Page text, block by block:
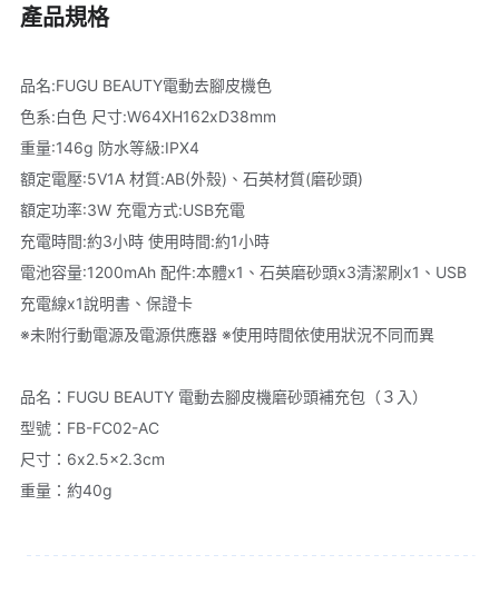
產品規格
品名:FUGU BEAUTY電動去腳皮機色
色系:白色 尺寸:W64XH162xD38mm
重量:146g 防水等級:IPX4
額定電壓:5V1A 材質:AB(外殼)、石英材質(磨砂頭)
額定功率:3W 充電方式:USB充電
充電時間:約3小時 使用時間:約1小時
電池容量:1200mAh 配件:本體x1、石英磨砂頭x3清潔刷x1、USB
充電線x1說明書、保證卡
※未附行動電源及電源供應器 ※使用時間依使用狀況不同而異
品名：FUGU BEAUTY 電動去腳皮機磨砂頭補充包（３入）
型號：FB-FC02-AC
尺寸：6x2.5x2.3cm
重量：約40g